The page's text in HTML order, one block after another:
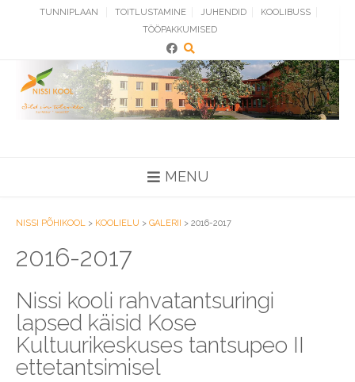
TUNNIPLAAN TOITLUSTAMINE JUHENDID
KOOLIBUSS
TÖÖPAKKUMISED
MENU
NISSI PÕHIKOOL > KOOLIELU > GALERII > 2016-2017
2016-2017
Nissi kooli rahvatantsuringi
lapsed käisid Kose
Kultuurikeskuses tantsupeo II
ettetantsimisel